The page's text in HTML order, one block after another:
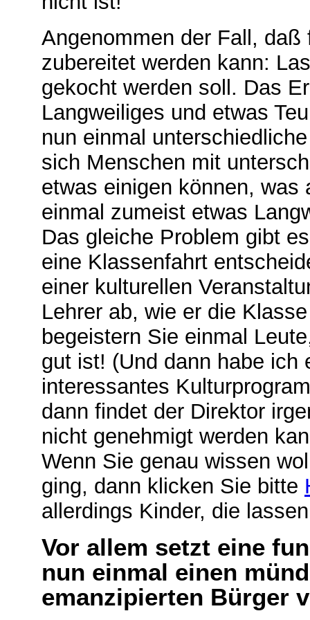
Angenommen der Fall,
zubereitet werden kann:
gekocht werden soll. Das
Langweiliges und etwas
nun einmal
sich Menschen mit
etwas einigen können,
einmal zumeist etwas
Das gleiche Problem gibt
eine Klassenfahrt
einer kulturellen
Lehrer ab, wie er die
begeistern Sie einmal
gut ist! (Und dann habe ich
interessantes
dann findet der Direktor
nicht genehmigt werden
Wenn Sie genau wissen
ging, dann klicken Sie bitte
allerdings Kinder, die
Vor allem setzt eine
nun einmal einen
emanzipierten Bürger